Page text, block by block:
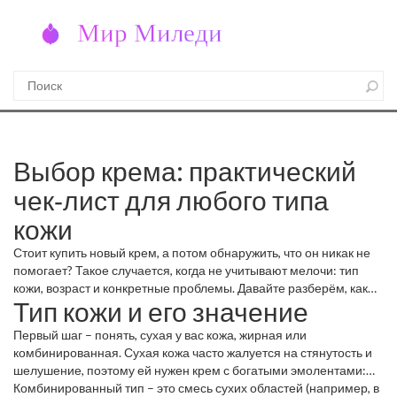
Выбор крема: практический
чек‑лист для любого типа
кожи
Стоит купить новый крем, а потом обнаружить, что он никак не
помогает? Такое случается, когда не учитывают мелочи: тип
кожи, возраст и конкретные проблемы. Давайте разберём, как
быстро подобрать средство, которое действительно работает.
Тип кожи и его значение
Первый шаг – понять, сухая у вас кожа, жирная или
комбинированная. Сухая кожа часто жалуется на стянутость и
шелушение, поэтому ей нужен крем с богатыми эмолентами:
глицерин, масло жожоба, сквалан. Жирная кожа любит лёгкие
Комбинированный тип – это смесь сухих областей (например, в